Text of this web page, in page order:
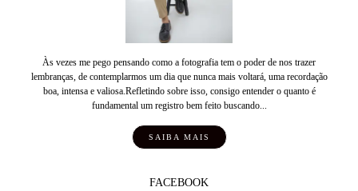
Às vezes me pego pensando como a fotografia tem o poder de nos trazer
lembranças, de contemplarmos um dia que nunca mais voltará, uma recordação
boa, intensa e valiosa.Refletindo sobre isso, consigo entender o quanto é
fundamental um registro bem feito buscando...
SAIBA MAIS
FACEBOOK